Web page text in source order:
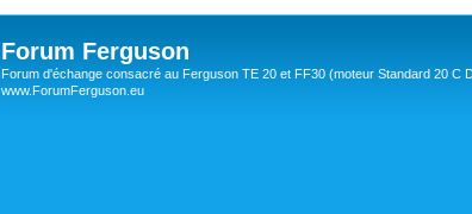
Forum Ferguson
Forum d'échange consacré au Ferguson TE 20 et FF30 (moteur Standard 20 C
www.ForumFerguson.eu